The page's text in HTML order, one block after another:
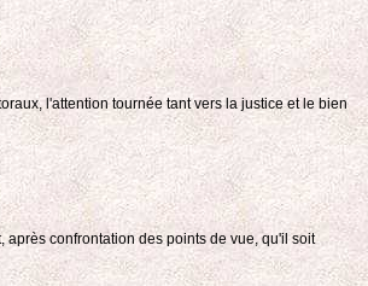
l'attention tournée tant vers la justice et le bien
confrontation des points de vue, qu'il soit